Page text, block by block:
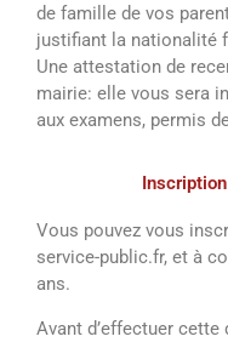
de famille de vos
justifiant la nationalité
Une attestation de
mairie: elle vous sera
aux examens, permis
Vous pouvez vous
service-public.fr, et à
ans.
Avant d’effectuer